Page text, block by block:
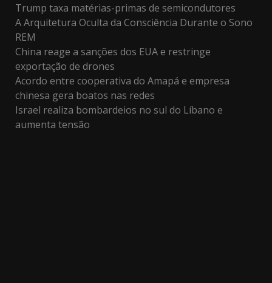
Trump taxa matérias-primas de semicondutores
A Arquitetura Oculta da Consciência Durante o Sono
REM
China reage a sanções dos EUA e restringe
exportação de drones
Acordo entre cooperativa do Amapá e empresa
chinesa gera boatos nas redes
Israel realiza bombardeios no sul do Líbano e
aumenta tensão